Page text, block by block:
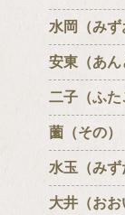
水岡（みず
安東（あん
二子（ふた
薗（その）
水玉（みず
大井（お